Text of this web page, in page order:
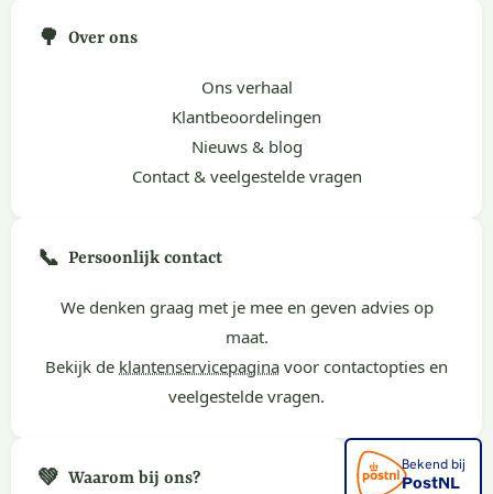
🌳 Over ons
Ons verhaal
Klantbeoordelingen
Nieuws & blog
Contact & veelgestelde vragen
📞 Persoonlijk contact
We denken graag met je mee en geven advies op
maat.
Bekijk de klantenservicepagina voor contactopties en
veelgestelde vragen.
💚 Waarom bij ons?